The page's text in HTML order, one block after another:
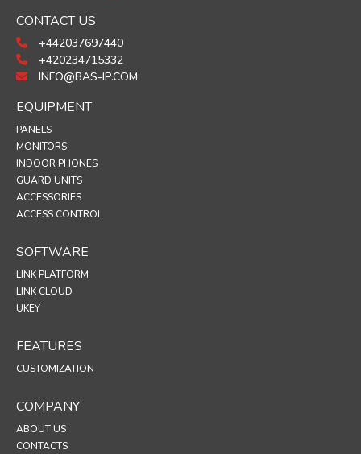
CONTACT US
+442037697440
+420234715332
INFO@BAS-IP.COM
EQUIPMENT
PANELS
MONITORS
INDOOR PHONES
GUARD UNITS
ACCESSORIES
ACCESS CONTROL
SOFTWARE
LINK PLATFORM
LINK CLOUD
UKEY
FEATURES
CUSTOMIZATION
COMPANY
ABOUT US
CONTACTS